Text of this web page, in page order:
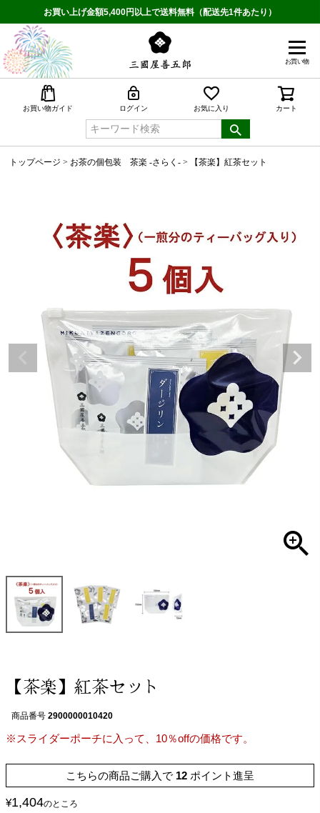
お買い上げ金額5,400円以上で送料無料（配送先1件あたり）
お買い物
お買い物ガイド ログイン お気に入り カート
トップページ お茶の個包装 茶楽 -さらく- 【茶楽】紅茶セット
【茶楽】紅茶セット
商品番号 2900000010420
※スライダーポーチに入って、10％offの価格です。
こちらの商品ご購入で 12 ポイント進呈
¥1,404のところ